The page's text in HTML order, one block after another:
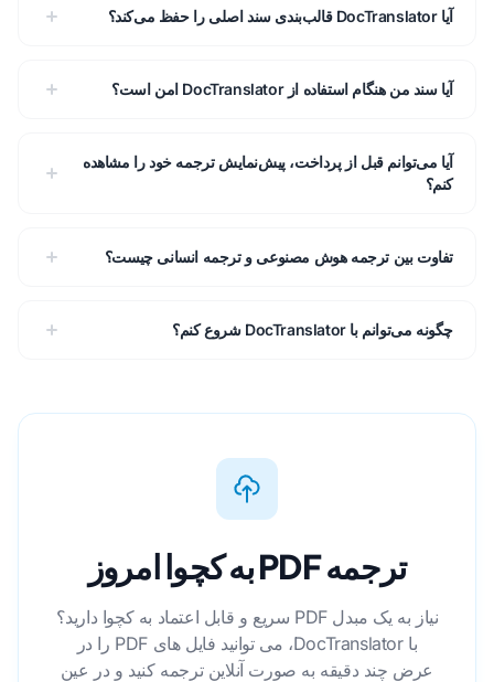
آیا DocTranslator قالب‌بندی سند اصلی را حفظ می‌کند؟
آیا سند من هنگام استفاده از DocTranslator امن است؟
آیا می‌توانم قبل از پرداخت، پیش‌نمایش ترجمه خود را مشاهده
کنم؟
تفاوت بین ترجمه هوش مصنوعی و ترجمه انسانی چیست؟
چگونه می‌توانم با DocTranslator شروع کنم؟
ترجمه PDF به کچوا امروز
نیاز به یک مبدل PDF سریع و قابل اعتماد به کچوا دارید؟
با DocTranslator، می توانید فایل های PDF را در
عرض چند دقیقه به صورت آنلاین ترجمه کنید و در عین